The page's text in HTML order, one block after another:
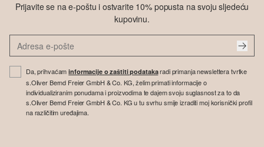
Prijavite se na e-poštu i ostvarite 10% popusta na svoju sljedeću
kupovinu.
Da, prihvaćaminformacije o zaštiti podatakaradi primanja newslettera tvrtke
s.Oliver Bernd Freier GmbH & Co. KG, želim primati informacije o
individualiziranim ponudama i proizvodima te dajem svoju suglasnost za to da
s.Oliver Bernd Freier GmbH & Co. KG u tu svrhu smije izraditi moj korisnički profil
na različitim uređajima.